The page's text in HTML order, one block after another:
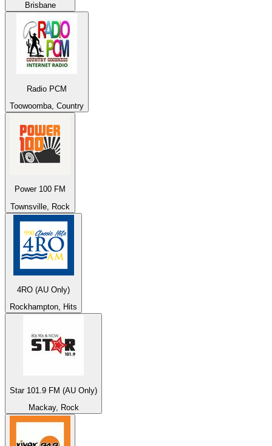
Brisbane
Radio PCM
Toowoomba, Country
Power 100 FM
Townsville, Rock
4RO (AU Only)
Rockhampton, Hits
Star 101.9 FM (AU Only)
Mackay, Rock